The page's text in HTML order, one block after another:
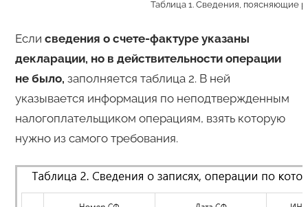
Таблица 1. Сведения, поясняющие
Если сведения о счете-фактуре указаны
декларации, но в действительности операции
не было, заполняется таблица 2. В ней
указывается информация по неподтвержденным
налогоплательщиком операциям, взять которую
нужно из самого требования.